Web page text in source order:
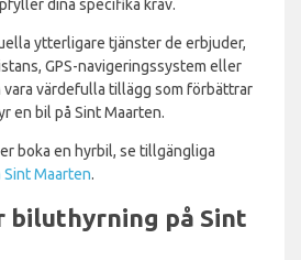
dina specifika krav.
ytterligare tjänster de erbjuder,
GPS-navigeringssystem eller
vara värdefulla tillägg som förbättrar
en bil på Sint Maarten.
boka en hyrbil, se tillgängliga
Maarten.
på Sint